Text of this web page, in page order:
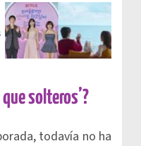
solteros’?
todavía no ha